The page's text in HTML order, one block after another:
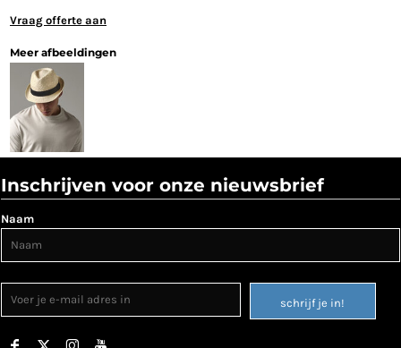
Vraag offerte aan
Meer afbeeldingen
Inschrijven voor onze nieuwsbrief
Naam
schrijf je in!